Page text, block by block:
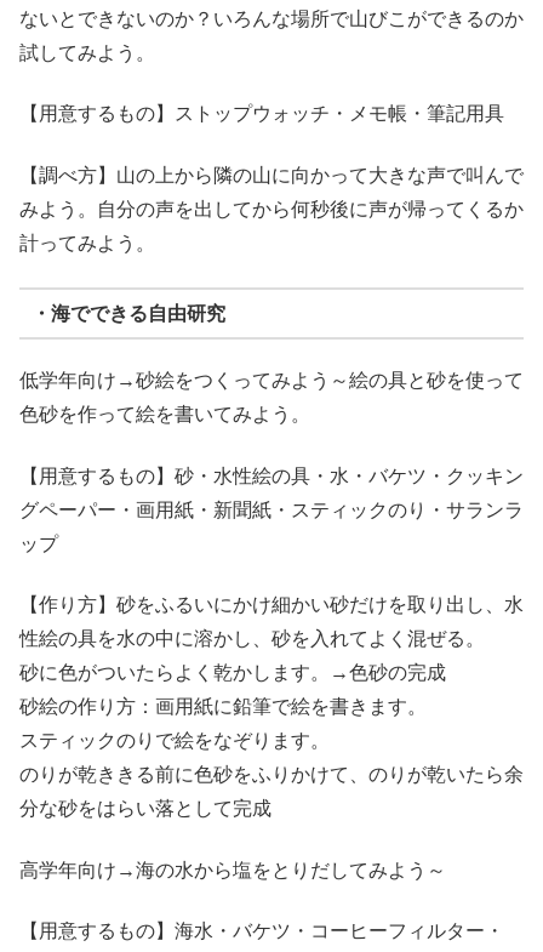
ないとできないのか？いろんな場所で山びこができるのか
試してみよう。
【用意するもの】ストップウォッチ・メモ帳・筆記用具
【調べ方】山の上から隣の山に向かって大きな声で叫んで
みよう。自分の声を出してから何秒後に声が帰ってくるか
計ってみよう。
・海でできる自由研究
低学年向け →砂絵をつくってみよう～絵の具と砂を使って
色砂を作って絵を書いてみよう。
【用意するもの】砂・水性絵の具・水・バケツ・クッキン
グペーパー・画用紙・新聞紙・スティックのり・サランラ
ップ
【作り方】砂をふるいにかけ細かい砂だけを取り出し、水
性絵の具を水の中に溶かし、砂を入れてよく混ぜる。
砂に色がついたらよく乾かします。→色砂の完成
砂絵の作り方：画用紙に鉛筆で絵を書きます。
スティックのりで絵をなぞります。
のりが乾ききる前に色砂をふりかけて、のりが乾いたら余
分な砂をはらい落として完成
高学年向け →海の水から塩をとりだしてみよう～
【用意するもの】海水・バケツ・コーヒーフィルター・